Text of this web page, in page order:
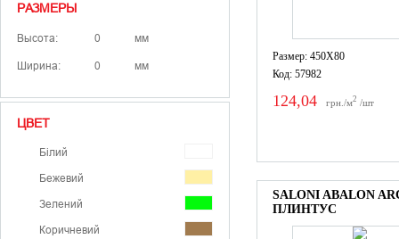
РАЗМЕРЫ
Высота: мм
Ширина: мм
ЦВЕТ
Білий
Бежевий
Зелений
Коричневий
Размер: 450X80
Код: 57982
124,04 грн./м2 /шт
SALONI ABALON
ПЛИНТУС